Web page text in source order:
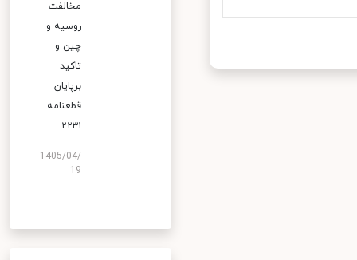
مخالفت
روسیه و
چین و
تاکید
برپایان
قطعنامه
۲۲۳۱
1405/04/
19